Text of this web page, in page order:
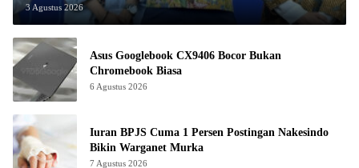
3 Agustus 2026
Asus Googlebook CX9406 Bocor Bukan
Chromebook Biasa
6 Agustus 2026
Iuran BPJS Cuma 1 Persen Postingan Nakesindo
Bikin Warganet Murka
7 Agustus 2026